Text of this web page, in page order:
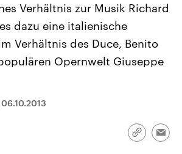
Anhalt
am 6.
neuen
das
Koalition aus
USA
Hintergründe
Wirtschaftlich und
gehören die Vereinigten
Verhältnis zur Musik Richard
dazu eine italienische
Verhältnis des Duce, Benito
Opernwelt Giuseppe
06.10.2013
Link